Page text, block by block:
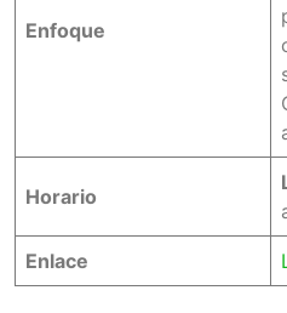
Enfoque
Horario
Enlace